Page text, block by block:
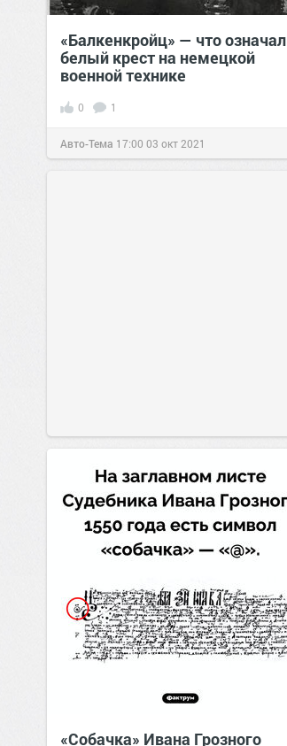
«Балкенкройц» — что означал
белый крест на немецкой
военной технике
0 1
Авто-Тема 17:00 03 окт 2021
«Собачка» Ивана Грозного